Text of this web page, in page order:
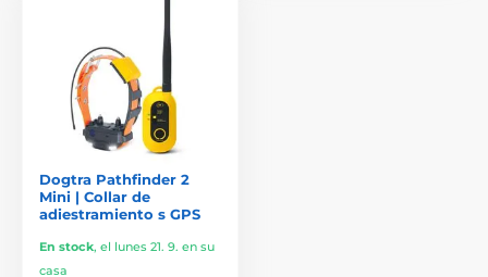
Dogtra Pathfinder 2
Mini | Collar de
adiestramiento s GPS
En stock, el lunes 21. 9. en su
casa